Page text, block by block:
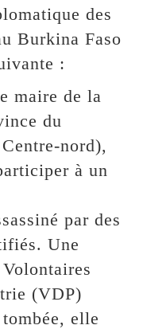
des
Burkina Faso
:
maire de la
du
nord),
à un
par des
Une
(VDP)
elle